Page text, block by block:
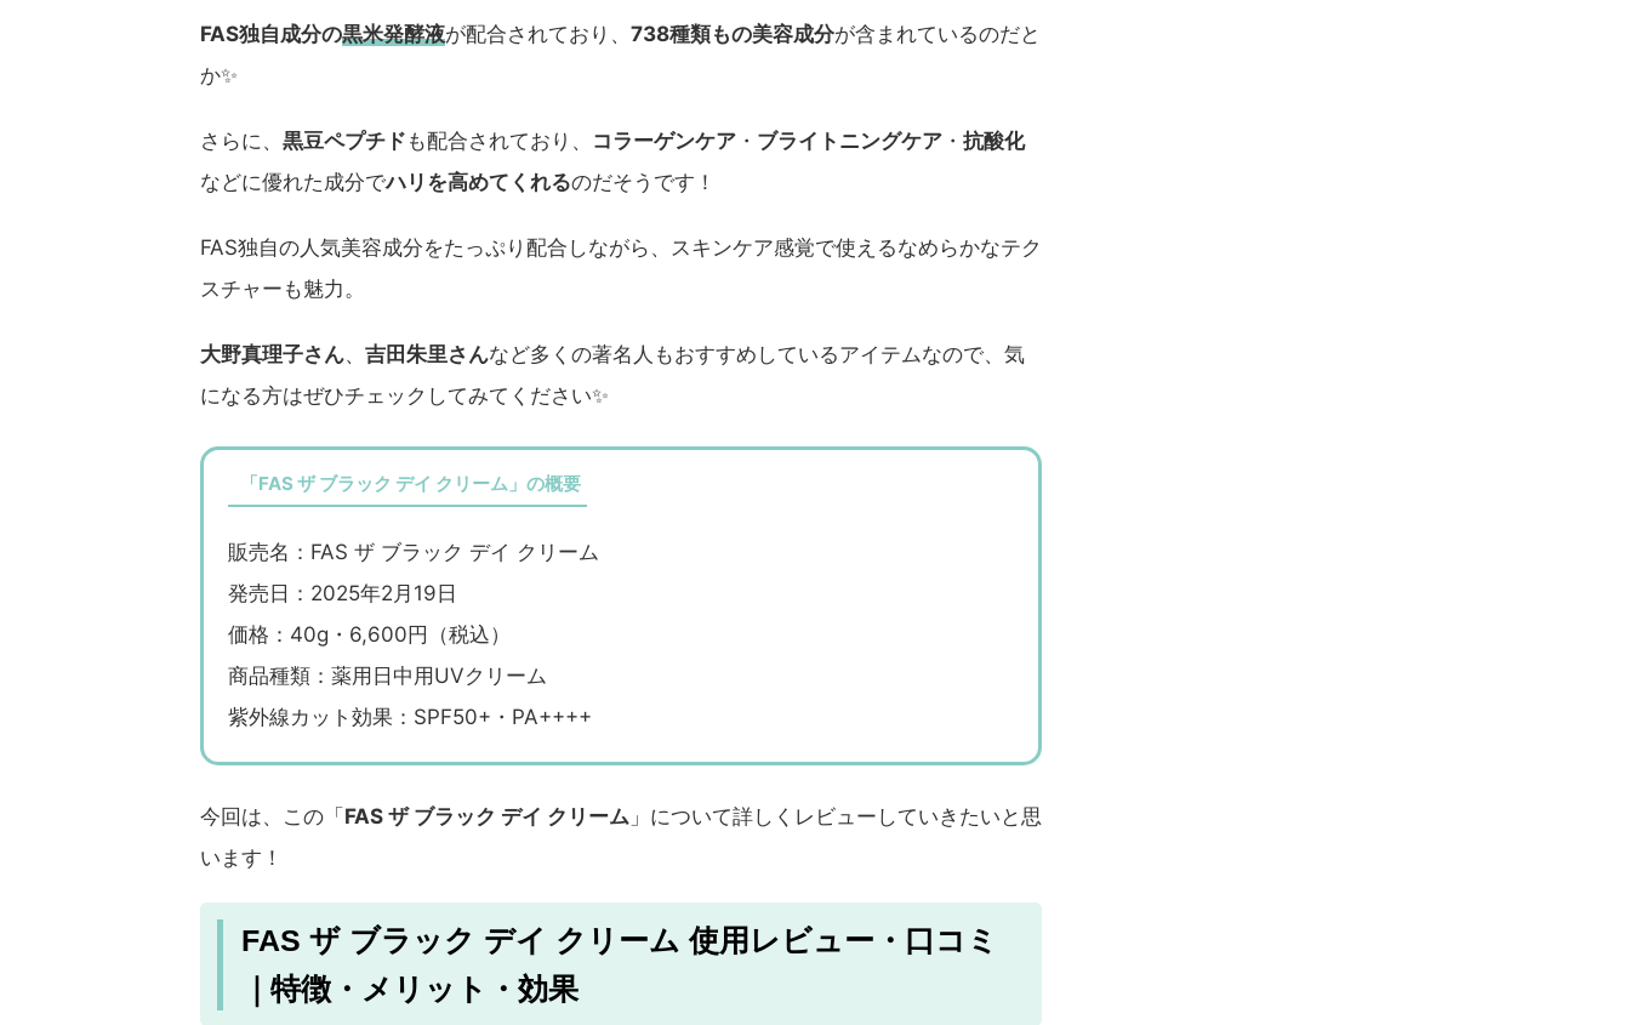
FAS独自成分の黒米発酵液が配合されており、 738種類もの美容成分が含まれているのだと
か✨️
さらに、 黒豆ペプチド も配合されており、 コラーゲンケア ・ ブライトニングケア ・ 抗酸化
などに優れた成分でハリを高めてくれるのだそうです！
FAS独自の人気美容成分をたっぷり配合しながら、スキンケア感覚で使えるなめらかなテク
スチャーも魅力。
大野真理子さん、 吉田朱里さんなど多くの著名人もおすすめしているアイテムなので、気
になる方はぜひチェックしてみてください✨
「FAS ザ ブラック デイ クリーム」の概要
販売名：FAS ザ ブラック デイ クリーム
発売日：2025年2月19日
価格：40g・6,600円（税込）
商品種類：薬用日中用UVクリーム
紫外線カット効果：SPF50+・PA++++
今回は、この「 FAS ザ ブラック デイ クリーム 」について詳しくレビューしていきたいと思
います！
FAS ザ ブラック デイ クリーム 使用レビュー・口コミ
｜特徴・メリット・効果